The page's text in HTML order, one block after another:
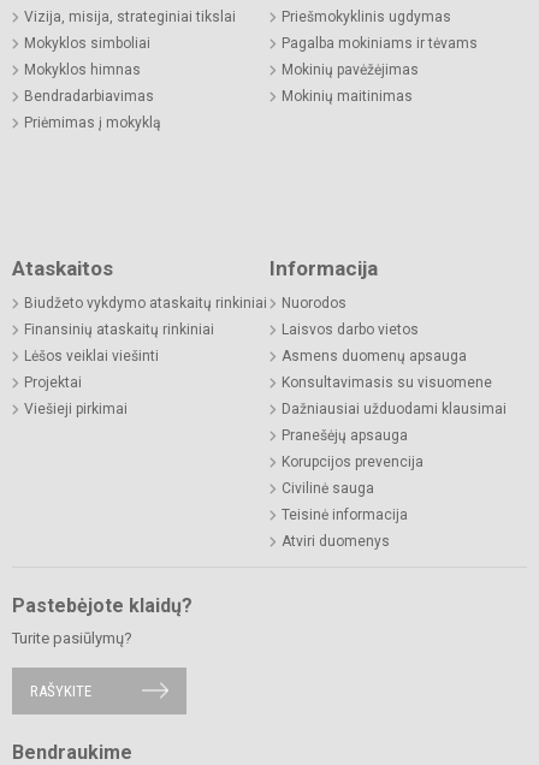
Vizija, misija, strateginiai tikslai
Mokyklos simboliai
Mokyklos himnas
Bendradarbiavimas
Priėmimas į mokyklą
Priešmokyklinis ugdymas
Pagalba mokiniams ir tėvams
Mokinių pavėžėjimas
Mokinių maitinimas
Ataskaitos
Biudžeto vykdymo ataskaitų rinkiniai
Finansinių ataskaitų rinkiniai
Lėšos veiklai viešinti
Projektai
Viešieji pirkimai
Informacija
Nuorodos
Laisvos darbo vietos
Asmens duomenų apsauga
Konsultavimasis su visuomene
Dažniausiai užduodami klausimai
Pranešėjų apsauga
Korupcijos prevencija
Civilinė sauga
Teisinė informacija
Atviri duomenys
Pastebėjote klaidų?
Turite pasiūlymų?
RAŠYKITE
Bendraukime